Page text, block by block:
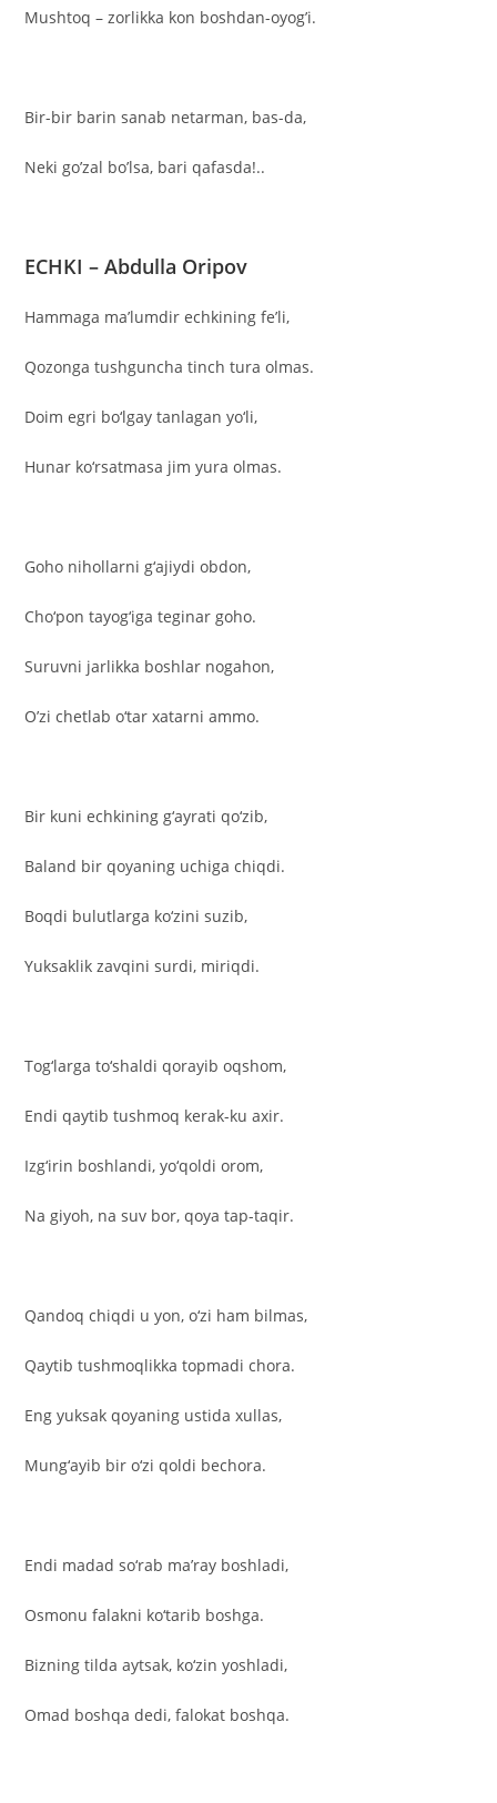
Mushtoq – zorlikka kon boshdan-oyog’i.
Bir-bir barin sanab netarman, bas-da,
Neki go’zal bo’lsa, bari qafasda!..
ECHKI – Abdulla Oripov
Hammaga ma’lumdir echkining fe’li,
Qozonga tushguncha tinch tura olmas.
Doim egri bo‘lgay tanlagan yo‘li,
Hunar ko‘rsatmasa jim yura olmas.
Goho nihollarni g‘ajiydi obdon,
Cho‘pon tayog‘iga teginar goho.
Suruvni jarlikka boshlar nogahon,
O’zi chetlab o‘tar xatarni ammo.
Bir kuni echkining g‘ayrati qo‘zib,
Baland bir qoyaning uchiga chiqdi.
Boqdi bulutlarga ko‘zini suzib,
Yuksaklik zavqini surdi, miriqdi.
Tog‘larga to‘shaldi qorayib oqshom,
Endi qaytib tushmoq kerak-ku axir.
Izg‘irin boshlandi, yo‘qoldi orom,
Na giyoh, na suv bor, qoya tap-taqir.
Qandoq chiqdi u yon, o‘zi ham bilmas,
Qaytib tushmoqlikka topmadi chora.
Eng yuksak qoyaning ustida xullas,
Mung‘ayib bir o‘zi qoldi bechora.
Endi madad so‘rab ma’ray boshladi,
Osmonu falakni ko‘tarib boshga.
Bizning tilda aytsak, ko‘zin yoshladi,
Omad boshqa dedi, falokat boshqa.